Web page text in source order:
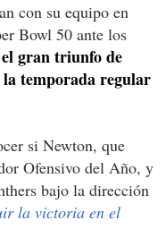
con su equipo en
Bowl 50 ante los
gran triunfo de
temporada regular
si Newton, que
Ofensivo del Año, y
bajo la dirección
la victoria en el